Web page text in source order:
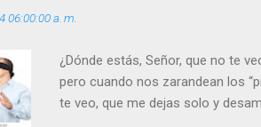
06:00:00 a. m.
¿Dónde estás, Señor, que no te
pero cuando nos zarandean los
te veo, que me dejas solo y